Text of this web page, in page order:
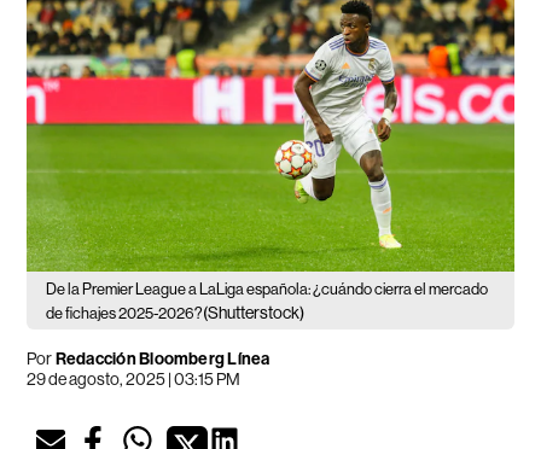
De la Premier League a LaLiga española: ¿cuándo cierra el mercado
de fichajes 2025-2026?(Shutterstock)
PorRedacción Bloomberg Línea
29 de agosto, 2025 | 03:15 PM